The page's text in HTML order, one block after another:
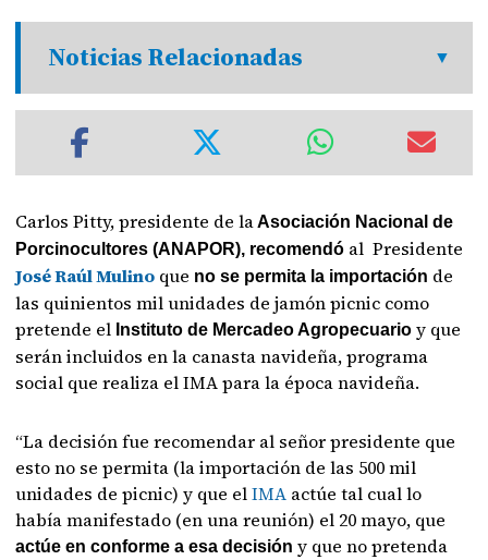
Noticias Relacionadas
Carlos Pitty, presidente de laAsociación Nacional de
Porcinocultores (ANAPOR), recomendó al Presidente
José Raúl Mulino que no se permita la importación de
las quinientos mil unidades de jamón picnic como
pretende el Instituto de Mercadeo Agropecuario y que
serán incluidos en la canasta navideña, programa
social que realiza el IMA para la época navideña.
“La decisión fue recomendar al señor presidente que
esto no se permita (la importación de las 500 mil
unidades de picnic) y que elIMA actúe tal cual lo
había manifestado (en una reunión) el 20 mayo, que
actúe en conforme a esa decisióny que no pretenda